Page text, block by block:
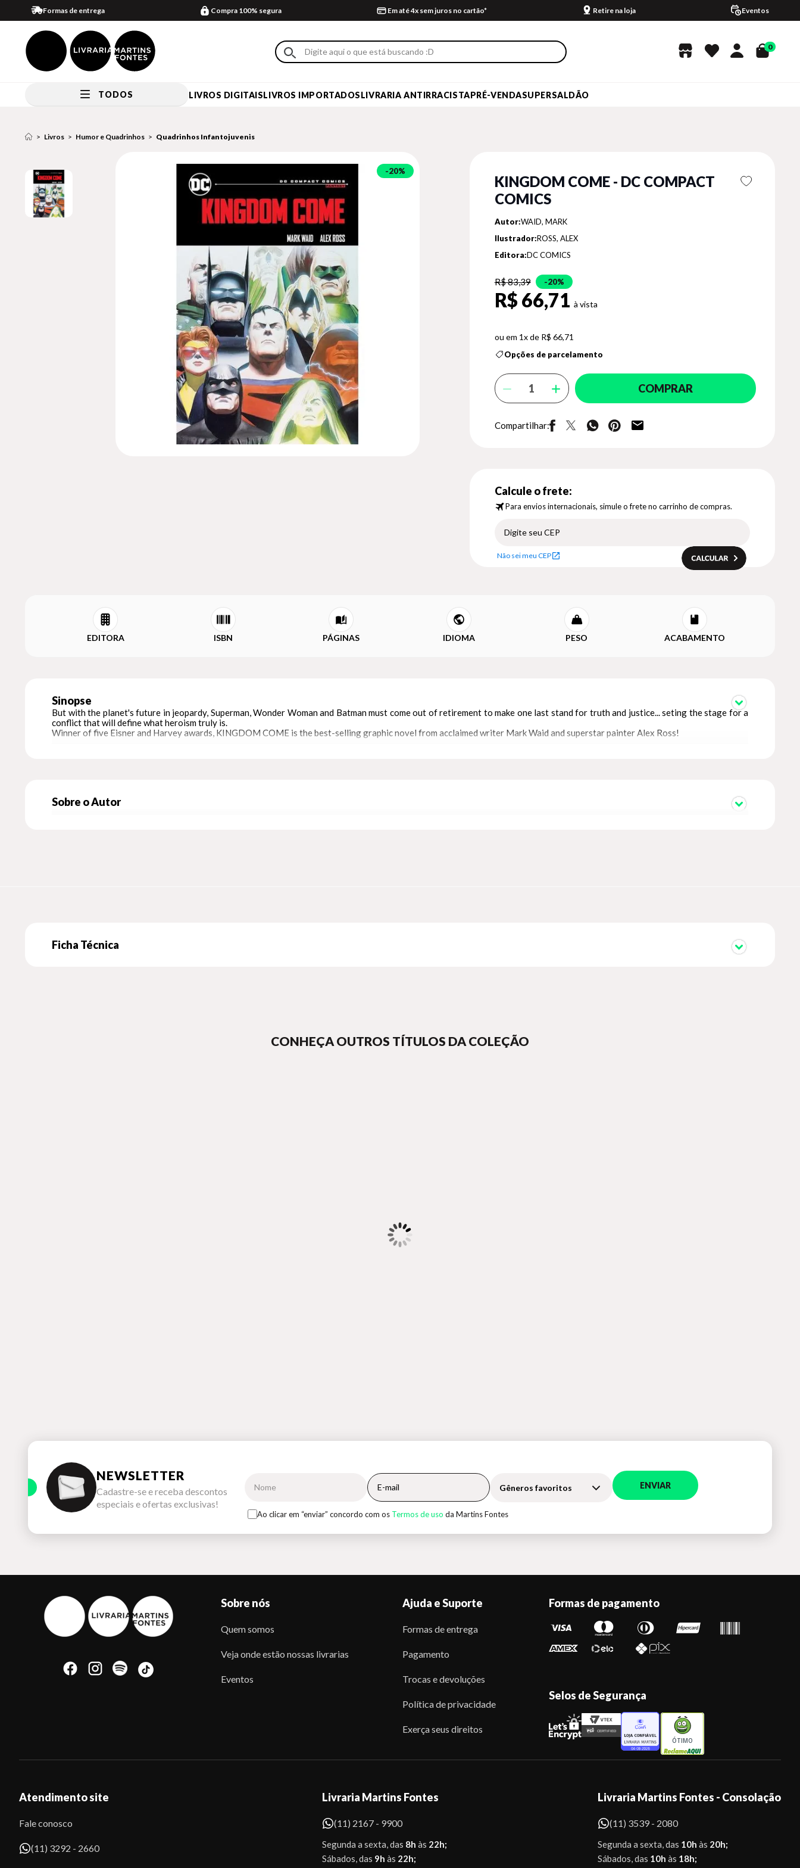
Formas de entrega Compra 100% segura Em até 4x sem juros no cartão* Retire na loja Eventos
0
TODOS LIVROS DIGITAISLIVROS IMPORTADOSLIVRARIA ANTIRRACISTAPRÉ-VENDASUPERSALDÃO
Livros Humor e Quadrinhos Quadrinhos Infantojuvenis
20%
KINGDOM COME - DC COMPACT
COMICS
Autor:WAID, MARK
Ilustrador:ROSS, ALEX
Editora:DC COMICS
R$ 83,39 20%
R$ 66,71
1x de R$ 66,71
Opções de parcelamento
COMPRAR
Compartilhar:
Calcule o frete:
Para envios internacionais, simule o frete no carrinho de compras.
Não sei meu CEP
EDITORA ISBN PÁGINAS IDIOMA PESO ACABAMENTO
Sinopse
But with the planet's future in jeopardy, Superman, Wonder Woman and Batman must come out of retirement to make one last stand for truth and justice... seting the stage for a
conflict that will define what heroism truly is.
Winner of five Eisner and Harvey awards, KINGDOM COME is the best-selling graphic novel from acclaimed writer Mark Waid and superstar painter Alex Ross!
Sobre o Autor
Ficha Técnica
CONHEÇA OUTROS TÍTULOS DA COLEÇÃO
NEWSLETTER
Cadastre-se e receba descontos
especiais e ofertas exclusivas!
Gêneros favoritos ENVIAR
Ao clicar em “enviar” concordo com os Termos de uso da Martins Fontes
Sobre nós
Quem somos
Veja onde estão nossas livrarias
Eventos
Ajuda e Suporte
Formas de entrega
Pagamento
Trocas e devoluções
Política de privacidade
Exerça seus direitos
Formas de pagamento
Selos de Segurança
ÓTIMO
Atendimento site
Fale conosco
(11) 3292 - 2660
Livraria Martins Fontes
(11) 2167 - 9900
Segunda a sexta, das 8h às 22h;
Sábados, das 9h às 22h;
Livraria Martins Fontes - Consolação
(11) 3539 - 2080
Segunda a sexta, das 10h às 20h;
Sábados, das 10h às 18h;